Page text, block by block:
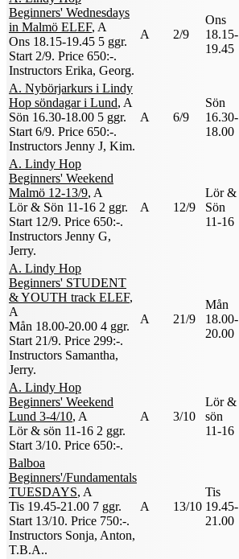
Beginners' Wednesdays
in Malmö ELEF, A
Ons 18.15-19.45 5 ggr.
Start 2/9. Price 650:-.
Instructors Erika, Georg.
A 2/9
Ons
18.15-
19.45
A. Nybörjarkurs i Lindy
Hop söndagar i Lund, A
Sön 16.30-18.00 5 ggr.
Start 6/9. Price 650:-.
Instructors Jenny J, Kim.
A 6/9
Sön
16.30-
18.00
A. Lindy Hop
Beginners' Weekend
Malmö 12-13/9, A
Lör & Sön 11-16 2 ggr.
Start 12/9. Price 650:-.
Instructors Jenny G,
Jerry.
A 12/9
Lör &
Sön
11-16
A. Lindy Hop
Beginners' STUDENT
& YOUTH track ELEF,
A
Mån 18.00-20.00 4 ggr.
Start 21/9. Price 299:-.
Instructors Samantha,
Jerry.
A 21/9
Mån
18.00-
20.00
A. Lindy Hop
Beginners' Weekend
Lund 3-4/10, A
Lör & sön 11-16 2 ggr.
Start 3/10. Price 650:-.
A 3/10
Lör &
sön
11-16
Balboa
Beginners'/Fundamentals
TUESDAYS, A
Tis 19.45-21.00 7 ggr.
Start 13/10. Price 750:-.
Instructors Sonja, Anton,
T.B.A..
A 13/10
Tis
19.45-
21.00